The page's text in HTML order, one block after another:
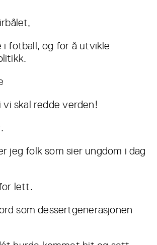
i fotball, og for å utvikle
skal redde verden!
jeg folk som sier ungdom i dag
lett.
som dessertgenerasjonen